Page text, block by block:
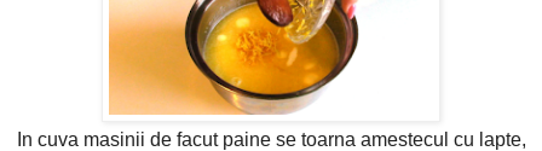
In cuva masinii de facut paine se toarna amestecul cu lapte,